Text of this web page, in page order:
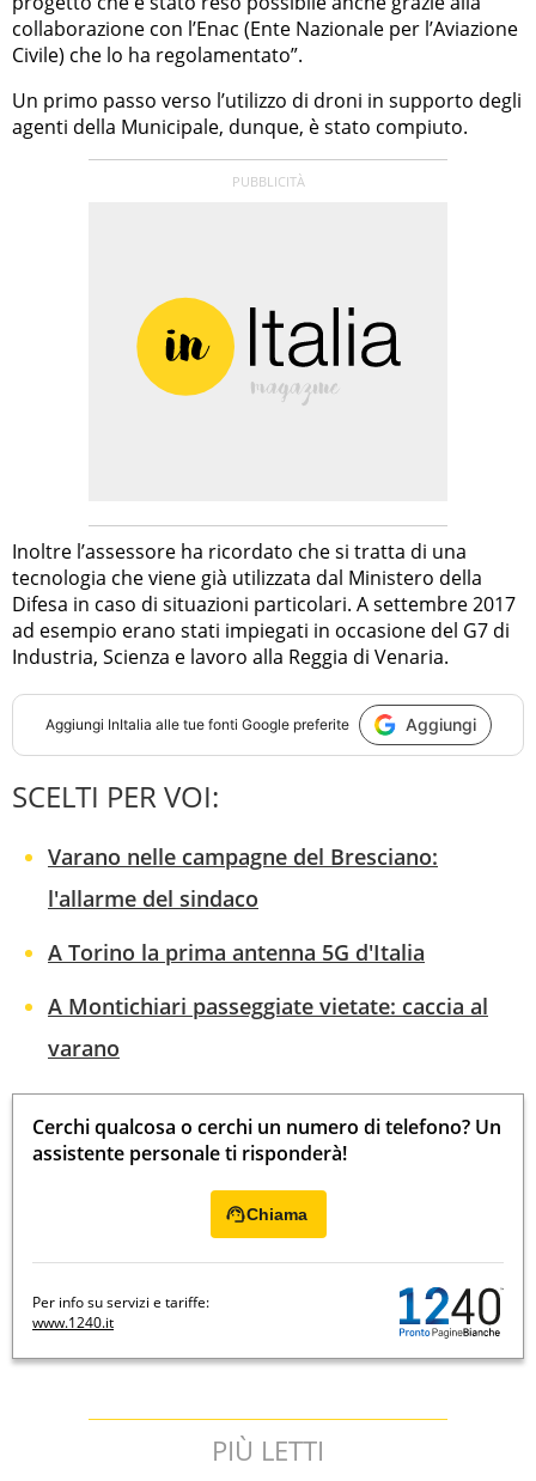
collaborazione con l’Enac (Ente Nazionale per l’Aviazione
Civile) che lo ha regolamentato”.
Un primo passo verso l’utilizzo di droni in supporto degli
agenti della Municipale, dunque, è stato compiuto.
Inoltre l’assessore ha ricordato che si tratta di una
tecnologia che viene già utilizzata dal Ministero della
Difesa in caso di situazioni particolari. A settembre 2017
ad esempio erano stati impiegati in occasione del G7 di
Industria, Scienza e lavoro alla Reggia di Venaria.
Aggiungi InItalia alle tue fonti Google preferite Aggiungi
SCELTI PER VOI:
Varano nelle campagne del Bresciano:
l'allarme del sindaco
A Torino la prima antenna 5G d'Italia
A Montichiari passeggiate vietate: caccia al
varano
Cerchi qualcosa o cerchi un numero di telefono? Un
assistente personale ti risponderà!
Chiama
Per info su servizi e tariffe:
www.1240.it
PIÙ LETTI